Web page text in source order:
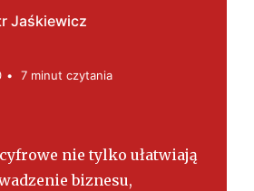
Jaśkiewicz
7 minut czytania
nie tylko ułatwiają
biznesu,